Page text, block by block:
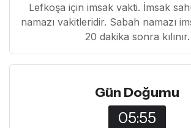
Lefkoşa için imsak vakti. İmsak
namazı vakitleridir. Sabah namazı
20 dakika sonra kılınır.
Gün Doğumu
05:55